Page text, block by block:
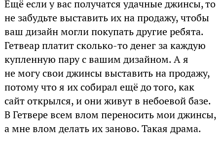
Ещё если у вас получатся удачные джинсы, то
не забудьте выставить их на продажу, чтобы
ваш дизайн могли покупать другие ребята.
Гетвеар платит сколько-то денег за каждую
купленную пару с вашим дизайном. А я
не могу свои джинсы выставить на продажу,
потому что я их собирал ещё до того, как
сайт открылся, и они живут в небоевой базе.
В Гетвере всем влом переносить мои джинсы,
а мне влом делать их заново. Такая драма.